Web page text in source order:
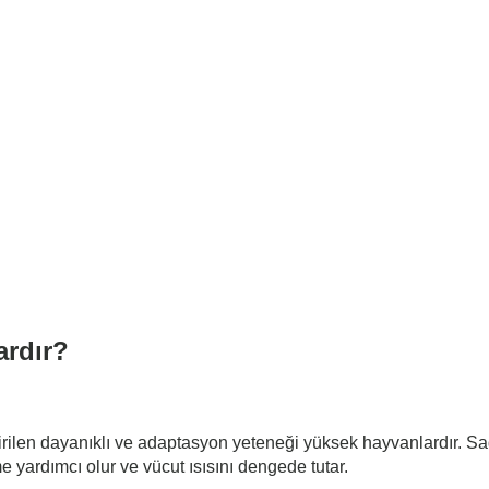
dayanıklı ve adaptasyon yeteneği yüksek hayvanlardır.
olur ve vücut ısısını dengede tutar.